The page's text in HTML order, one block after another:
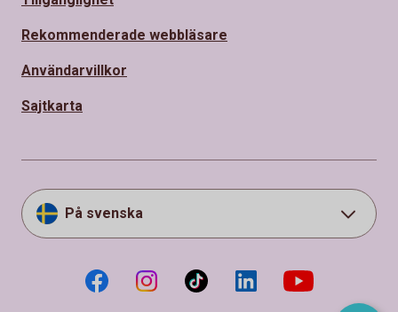
Rekommenderade webbläsare
Användarvillkor
Sajtkarta
På svenska